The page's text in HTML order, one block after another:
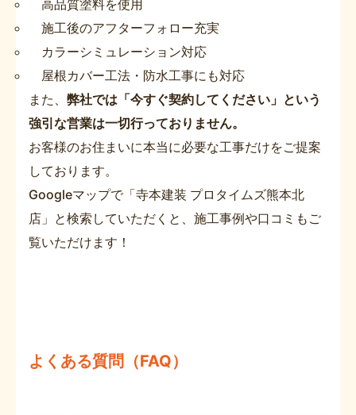
高品質塗料を使用
施工後のアフターフォロー充実
カラーシミュレーション対応
屋根カバー工法・防水工事にも対応
また、 弊社では「今すぐ契約してください」という
強引な営業は一切行っておりません。
お客様のお住まいに本当に必要な工事だけをご提案
しております。
Googleマップで「寺本建装 プロタイムズ熊本北
店」と検索していただくと、施工事例や口コミもご
覧いただけます！
よくある質問（FAQ）